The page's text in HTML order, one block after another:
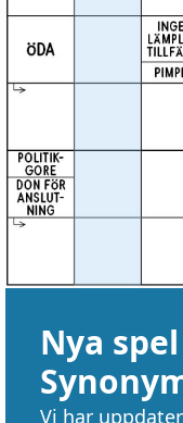
Nya
Vi har